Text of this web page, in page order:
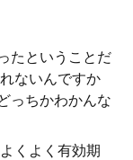
たということだ
ないんですか
っちかわかんな
くよく有効期